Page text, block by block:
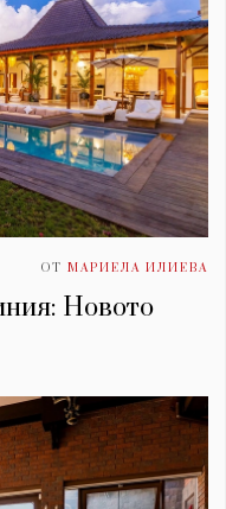
ОТ МАРИЕЛА ИЛИЕВА
Новото